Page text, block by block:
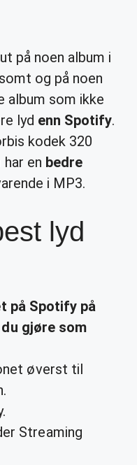
på noen album i
og på noen
album som ikke
lyd enn Spotify.
kodek 320
en bedre
i MP3.
lyd
på Spotifypå
gjøre som
øverst til
Streaming